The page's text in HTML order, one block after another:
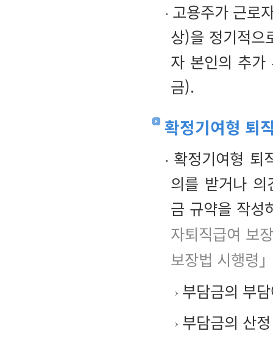
고용주가 근로
상)을 정기적으
자 본인의 추가
금).
확정기여형 퇴
확정기여형 퇴
의를 받거나 의
금 규약을 작성
자퇴직급여 보
보장법 시행령
부담금의 부
부담금의 산